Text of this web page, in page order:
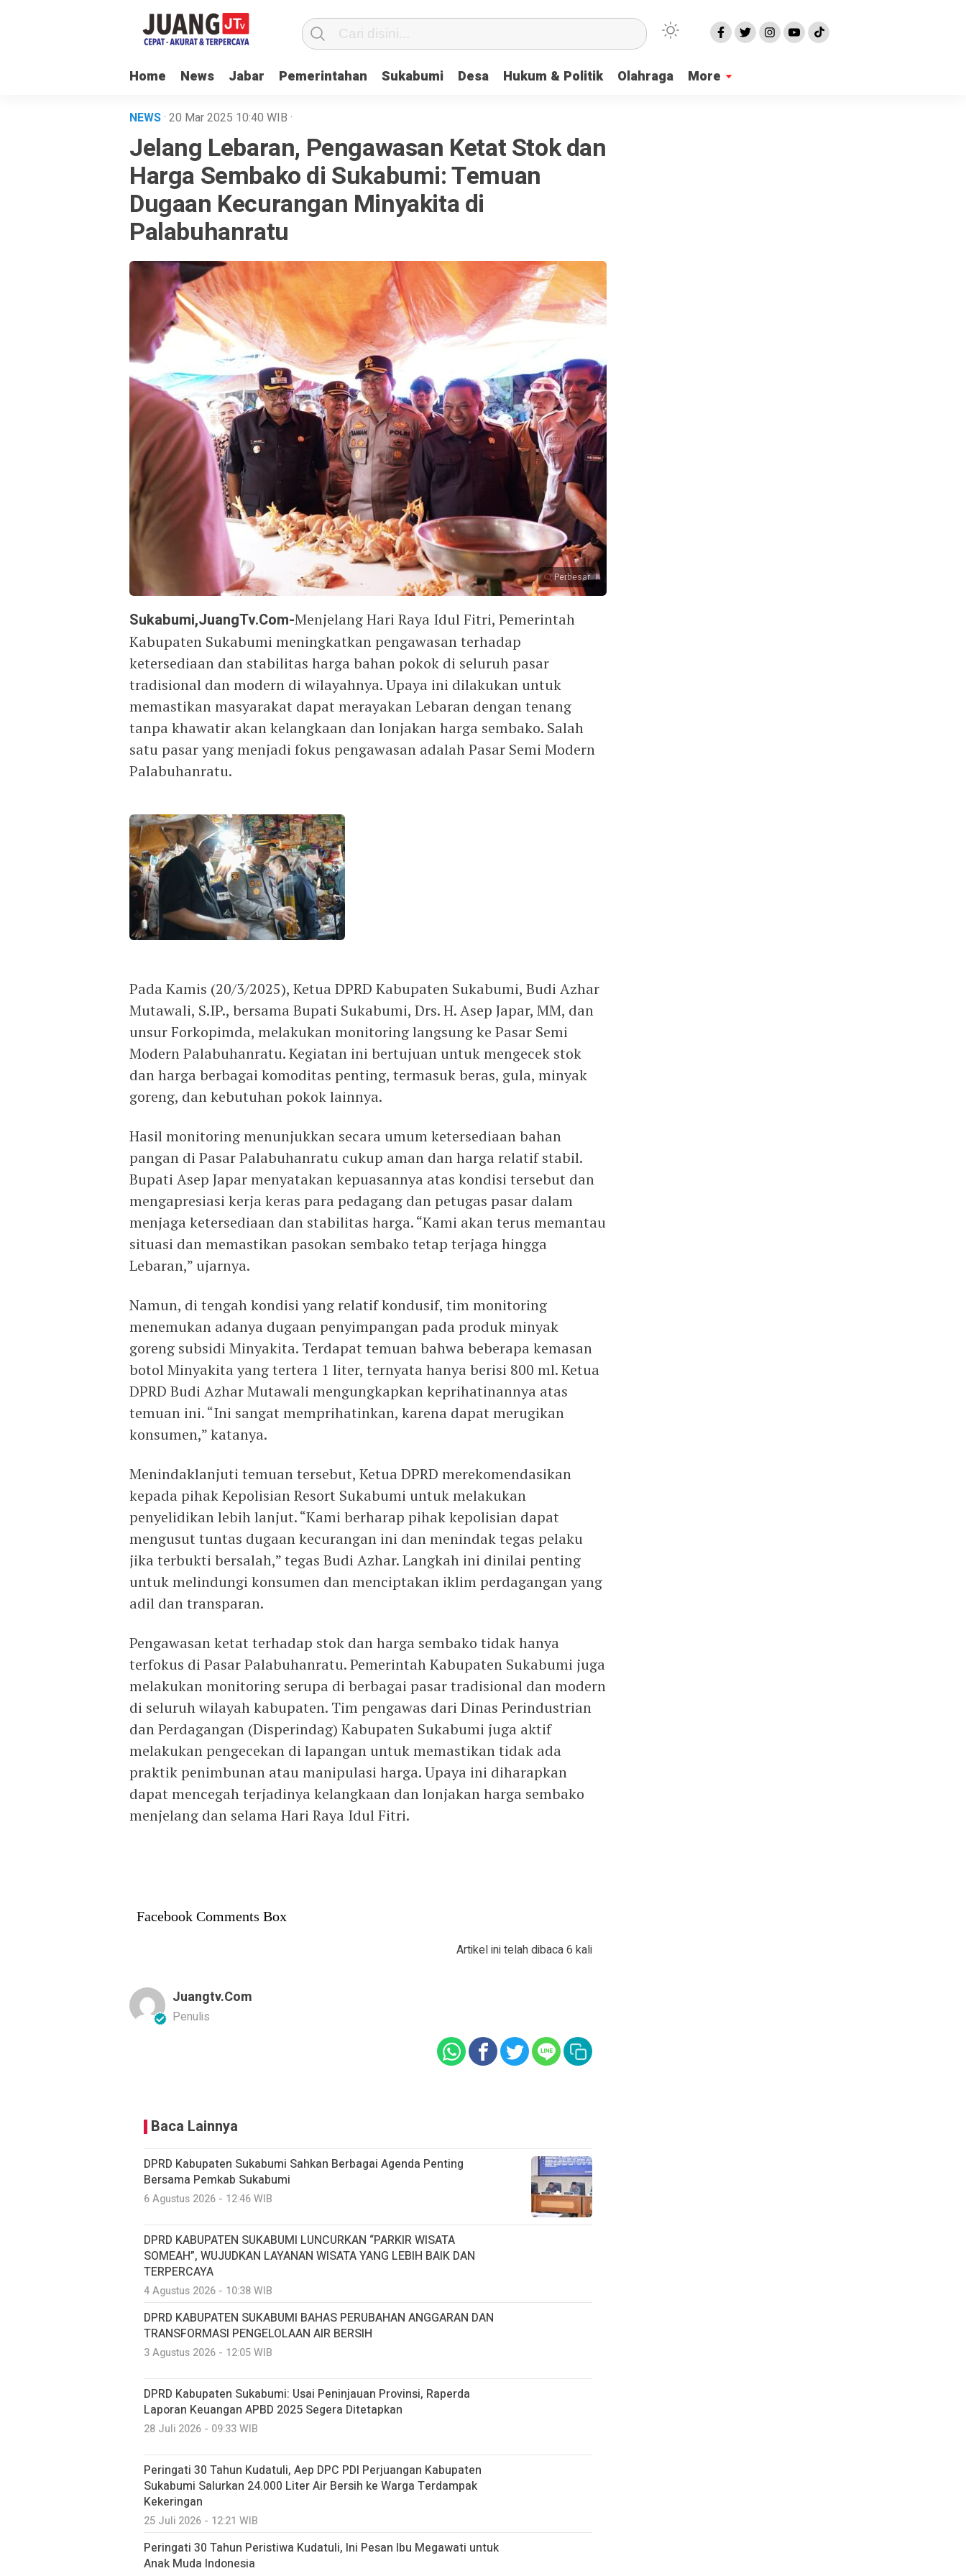
Home News Jabar Pemerintahan Sukabumi Desa Hukum & Politik Olahraga More
NEWS· 20 Mar 2025 10:40 WIB ·
Jelang Lebaran, Pengawasan Ketat Stok dan
Harga Sembako di Sukabumi: Temuan
Dugaan Kecurangan Minyakita di
Palabuhanratu
Perbesar
Sukabumi,JuangTv.Com-Menjelang Hari Raya Idul Fitri, Pemerintah
Kabupaten Sukabumi meningkatkan pengawasan terhadap
ketersediaan dan stabilitas harga bahan pokok di seluruh pasar
tradisional dan modern di wilayahnya. Upaya ini dilakukan untuk
memastikan masyarakat dapat merayakan Lebaran dengan tenang
tanpa khawatir akan kelangkaan dan lonjakan harga sembako. Salah
satu pasar yang menjadi fokus pengawasan adalah Pasar Semi Modern
Palabuhanratu.
Pada Kamis (20/3/2025), Ketua DPRD Kabupaten Sukabumi, Budi Azhar
Mutawali, S.IP., bersama Bupati Sukabumi, Drs. H. Asep Japar, MM, dan
unsur Forkopimda, melakukan monitoring langsung ke Pasar Semi
Modern Palabuhanratu. Kegiatan ini bertujuan untuk mengecek stok
dan harga berbagai komoditas penting, termasuk beras, gula, minyak
goreng, dan kebutuhan pokok lainnya.
Hasil monitoring menunjukkan secara umum ketersediaan bahan
pangan di Pasar Palabuhanratu cukup aman dan harga relatif stabil.
Bupati Asep Japar menyatakan kepuasannya atas kondisi tersebut dan
mengapresiasi kerja keras para pedagang dan petugas pasar dalam
menjaga ketersediaan dan stabilitas harga. “Kami akan terus memantau
situasi dan memastikan pasokan sembako tetap terjaga hingga
Lebaran,” ujarnya.
Namun, di tengah kondisi yang relatif kondusif, tim monitoring
menemukan adanya dugaan penyimpangan pada produk minyak
goreng subsidi Minyakita. Terdapat temuan bahwa beberapa kemasan
botol Minyakita yang tertera 1 liter, ternyata hanya berisi 800 ml. Ketua
DPRD Budi Azhar Mutawali mengungkapkan keprihatinannya atas
temuan ini. “Ini sangat memprihatinkan, karena dapat merugikan
konsumen,” katanya.
Menindaklanjuti temuan tersebut, Ketua DPRD merekomendasikan
kepada pihak Kepolisian Resort Sukabumi untuk melakukan
penyelidikan lebih lanjut. “Kami berharap pihak kepolisian dapat
mengusut tuntas dugaan kecurangan ini dan menindak tegas pelaku
jika terbukti bersalah,” tegas Budi Azhar. Langkah ini dinilai penting
untuk melindungi konsumen dan menciptakan iklim perdagangan yang
adil dan transparan.
Pengawasan ketat terhadap stok dan harga sembako tidak hanya
terfokus di Pasar Palabuhanratu. Pemerintah Kabupaten Sukabumi juga
melakukan monitoring serupa di berbagai pasar tradisional dan modern
di seluruh wilayah kabupaten. Tim pengawas dari Dinas Perindustrian
dan Perdagangan (Disperindag) Kabupaten Sukabumi juga aktif
melakukan pengecekan di lapangan untuk memastikan tidak ada
praktik penimbunan atau manipulasi harga. Upaya ini diharapkan
dapat mencegah terjadinya kelangkaan dan lonjakan harga sembako
menjelang dan selama Hari Raya Idul Fitri.
Facebook Comments Box
Artikel ini telah dibaca 6 kali
Juangtv.com
Penulis
Baca Lainnya
DPRD Kabupaten Sukabumi Sahkan Berbagai Agenda Penting
Bersama Pemkab Sukabumi
6 Agustus 2026 - 12:46 WIB
DPRD KABUPATEN SUKABUMI LUNCURKAN “PARKIR WISATA
SOMEAH”, WUJUDKAN LAYANAN WISATA YANG LEBIH BAIK DAN
TERPERCAYA
4 Agustus 2026 - 10:38 WIB
DPRD KABUPATEN SUKABUMI BAHAS PERUBAHAN ANGGARAN DAN
TRANSFORMASI PENGELOLAAN AIR BERSIH
3 Agustus 2026 - 12:05 WIB
DPRD Kabupaten Sukabumi: Usai Peninjauan Provinsi, Raperda
Laporan Keuangan APBD 2025 Segera Ditetapkan
28 Juli 2026 - 09:33 WIB
Peringati 30 Tahun Kudatuli, Aep DPC PDI Perjuangan Kabupaten
Sukabumi Salurkan 24.000 Liter Air Bersih ke Warga Terdampak
Kekeringan
25 Juli 2026 - 12:21 WIB
Peringati 30 Tahun Peristiwa Kudatuli, Ini Pesan Ibu Megawati untuk
Anak Muda Indonesia